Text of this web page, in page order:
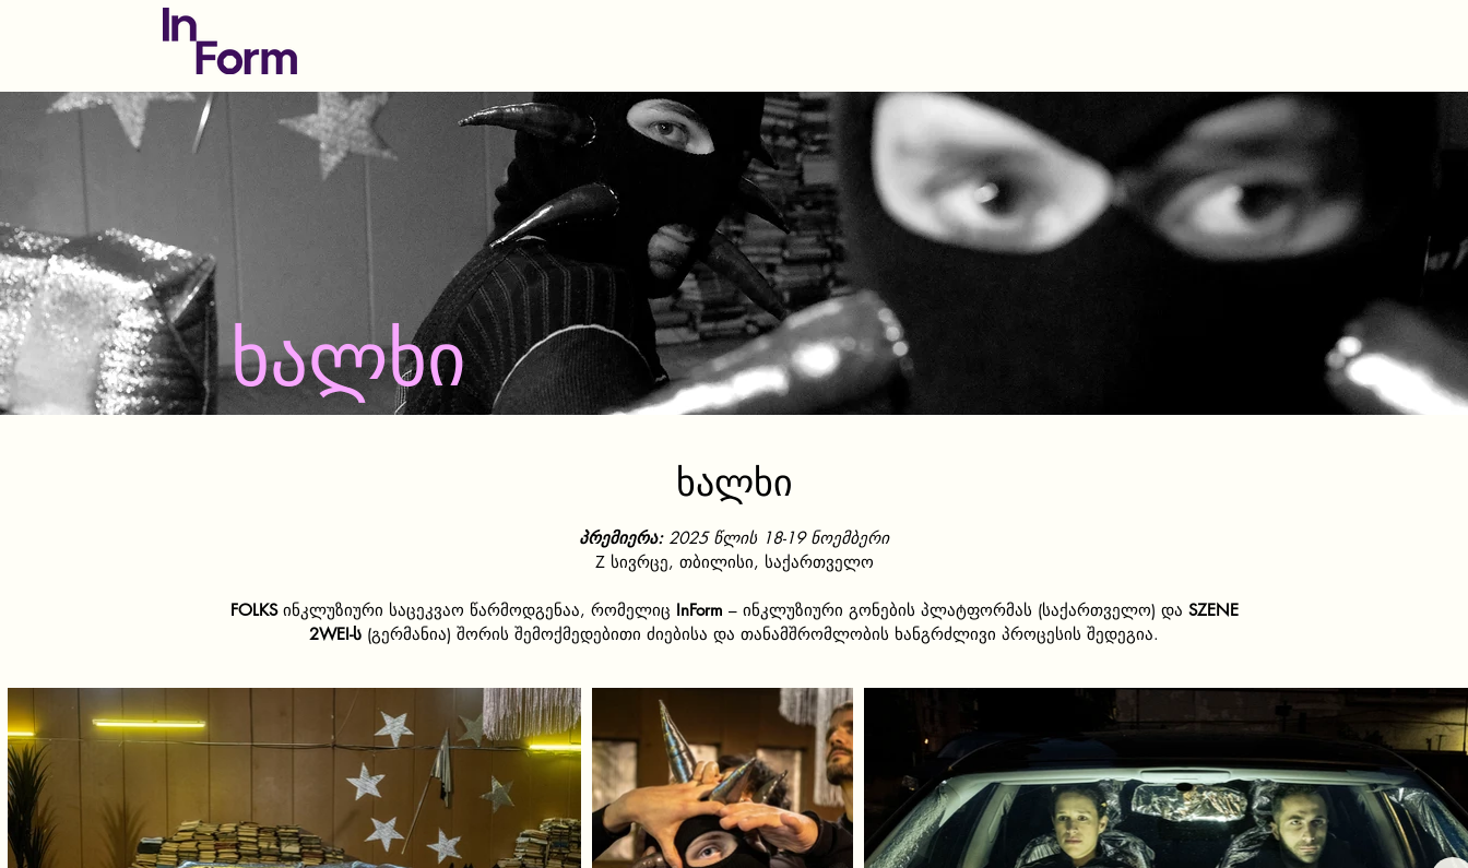
ხალხი
ხალხი
პრემიერა: 2025 წლის 18-19 ნოემბერი
Z სივრცე, თბილისი, საქართველო
FOLKSინკლუზიური საცეკვაო წარმოდგენაა, რომელიც InForm – ინკლუზიური გონების პლატფორმას (საქართველო) და SZENE
2WEI-ს (გერმანია) შორის შემოქმედებითი ძიებისა და თანამშრომლობის ხანგრძლივი პროცესის შედეგია.